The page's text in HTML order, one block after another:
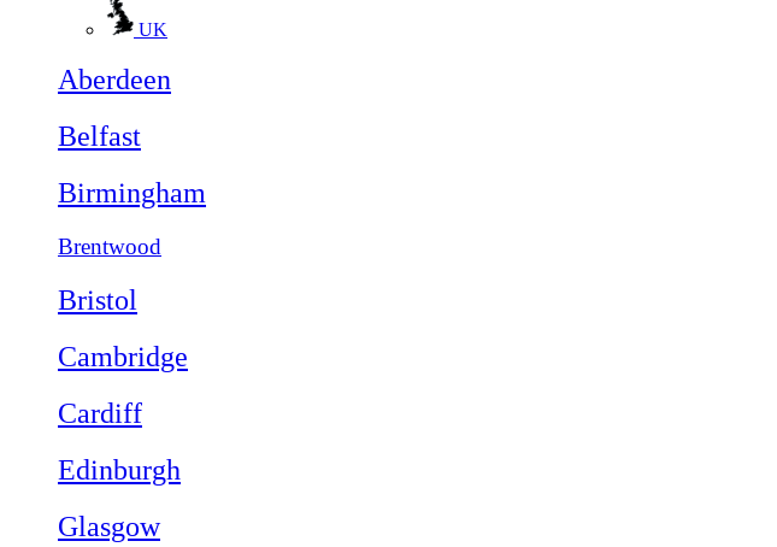
UK
Aberdeen
Belfast
Birmingham
Brentwood
Bristol
Cambridge
Cardiff
Edinburgh
Glasgow